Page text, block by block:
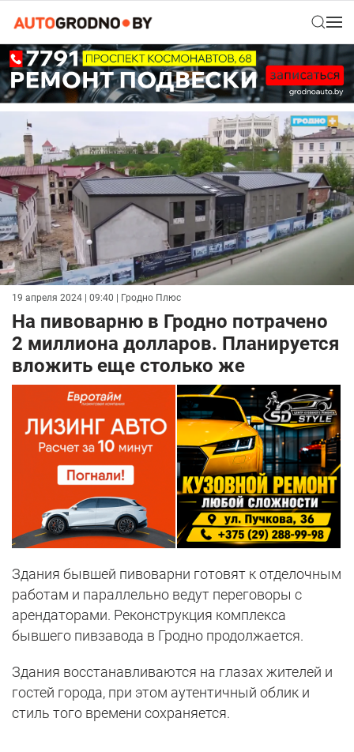
19 апреля 2024 | 09:40 | Гродно Плюс
На пивоварню в Гродно потрачено
2 миллиона долларов. Планируется
вложить еще столько же
Здания бывшей пивоварни готовят к отделочным
работам и параллельно ведут переговоры с
арендаторами. Реконструкция комплекса
бывшего пивзавода в Гродно продолжается.
Здания восстанавливаются на глазах жителей и
гостей города, при этом аутентичный облик и
стиль того времени сохраняется.